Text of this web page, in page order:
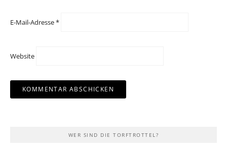
E-Mail-Adresse*
Website
WER SIND DIE TORFTROTTEL?